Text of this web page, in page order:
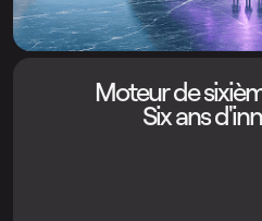
Moteur de
Six ans